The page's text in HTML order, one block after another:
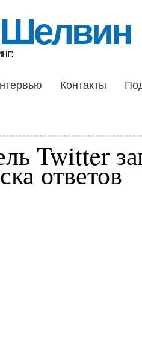
Шелвин
Контакты
Twitter
ответов